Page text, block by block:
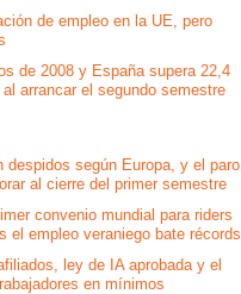
de empleo en la UE, pero
de 2008 y España supera 22,4
arrancar el segundo semestre
despidos según Europa, y el paro
al cierre del primer semestre
convenio mundial para riders
el empleo veraniego bate récords
ley de IA aprobada y el
en mínimos